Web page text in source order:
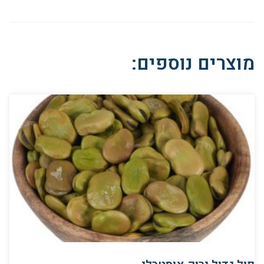
מוצרים נוספים: